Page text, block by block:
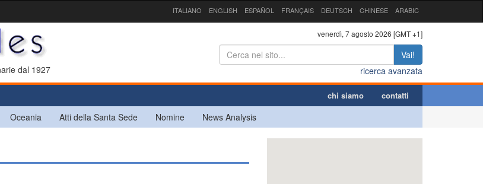
ITALIANO ENGLISH ESPAÑOL FRANÇAIS DEUTSCH CHINESE ARABIC
dal 1927
venerdì, 7 agosto 2026 [GMT +1]
Vai!
ricerca avanzata
chi siamo contatti
Oceania Atti della Santa Sede Nomine News Analysis